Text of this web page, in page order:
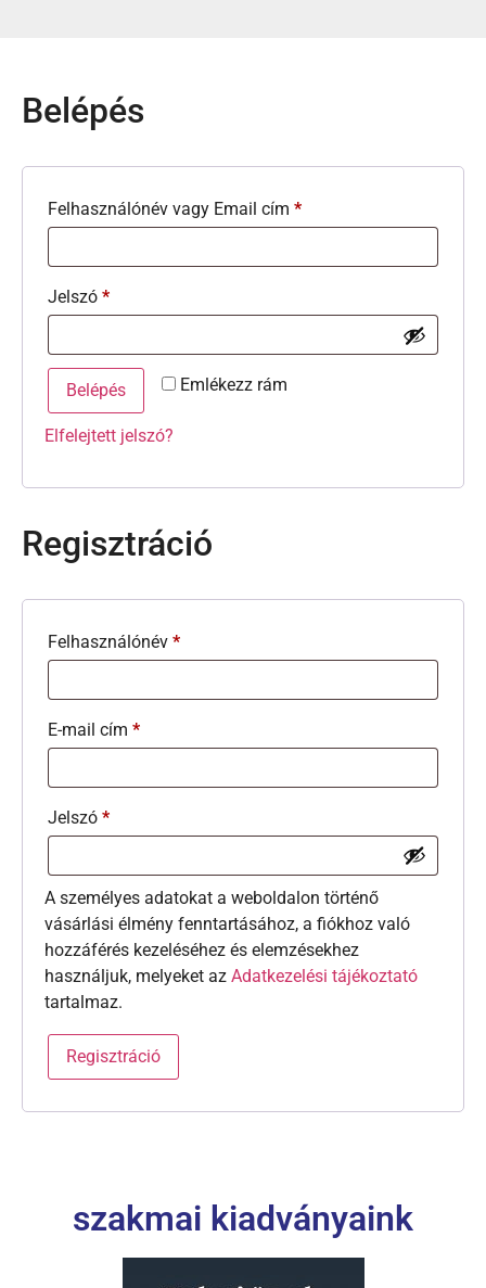
Belépés
Felhasználónév vagy Email cím *
Jelszó *
Emlékezz rám
Belépés
Elfelejtett jelszó?
Regisztráció
Felhasználónév *
E-mail cím *
Jelszó *
A személyes adatokat a weboldalon történő
vásárlási élmény fenntartásához, a fiókhoz való
hozzáférés kezeléséhez és elemzésekhez
használjuk, melyeket az Adatkezelési tájékoztató
tartalmaz.
Regisztráció
szakmai kiadványaink